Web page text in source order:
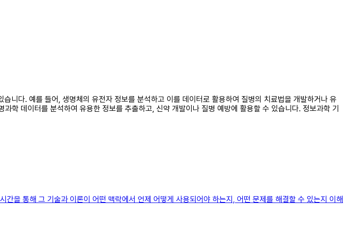
니다. 예를 들어, 생명체의 유전자 정보를 분석하고 이를 데이터로 활용하여 질병의 치료법을 개발하거나 유
학 데이터를 분석하여 유용한 정보를 추출하고, 신약 개발이나 질병 예방에 활용할 수 있습니다. 정보과학 기
을 통해 그 기술과 이론이 어떤 맥락에서 언제 어떻게 사용되어야 하는지, 어떤 문제를 해결할 수 있는지 이해